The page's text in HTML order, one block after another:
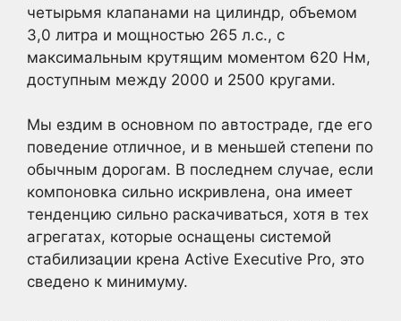
четырьмя клапанами на цилиндр, объемом
3,0 литра и мощностью 265 л.с., с
максимальным крутящим моментом 620 Нм,
доступным между 2000 и 2500 кругами.
Мы ездим в основном по автостраде, где его
поведение отличное, и в меньшей степени по
обычным дорогам. В последнем случае, если
компоновка сильно искривлена, она имеет
тенденцию сильно раскачиваться, хотя в тех
агрегатах, которые оснащены системой
стабилизации крена Active Executive Pro, это
сведено к минимуму.